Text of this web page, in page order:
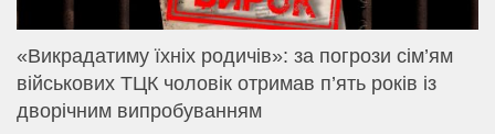
«Викрадатиму їхніх родичів»: за погрози сім’ям
військових ТЦК чоловік отримав п’ять років із
дворічним випробуванням